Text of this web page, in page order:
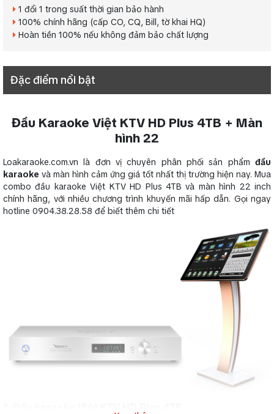
1 đổi 1 trong suất thời gian bảo hành
100% chính hãng (cấp CO, CQ, Bill, tờ khai HQ)
Hoàn tiền 100% nếu không đảm bảo chất lượng
Đặc điểm nổi bật
Đầu Karaoke Việt KTV HD Plus 4TB + Màn
hình 22
Loakaraoke.com.vn là đơn vị chuyên phân phối sản phẩm đầu
karaoke và màn hình cảm ứng giá tốt nhất thị trường hiện nay. Mua
combo đầu karaoke Việt KTV HD Plus 4TB và màn hình 22 inch
chính hãng, với nhiều chương trình khuyến mãi hấp dẫn. Gọi ngay
hotline 0904.38.28.58 để biết thêm chi tiết